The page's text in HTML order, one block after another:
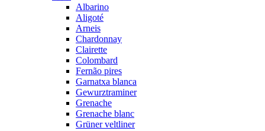
Albarino
Aligoté
Arneis
Chardonnay
Clairette
Colombard
Fernão pires
Garnatxa blanca
Gewurztraminer
Grenache
Grenache blanc
Grüner veltliner